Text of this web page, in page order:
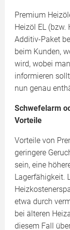
Premium
Heizöl EL (bzw.
Additiv-Paket
beim Kunden,
wird, wobei
informieren
nun genau
Schwefelarm
Vorteile
Vorteile von
geringere
sein, eine
Lagerfähigkeit.
etwa durch
bei älteren
diesem Fall